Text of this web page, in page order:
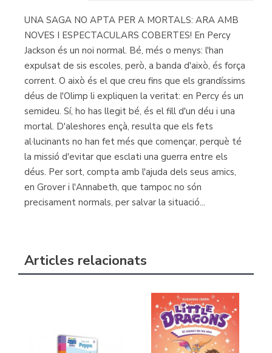
UNA SAGA NO APTA PER A MORTALS: ARA AMB
NOVES I ESPECTACULARS COBERTES! En Percy
Jackson és un noi normal. Bé, més o menys: l'han
expulsat de sis escoles, però, a banda d'això, és força
corrent. O això és el que creu fins que els grandíssims
déus de l'Olimp li expliquen la veritat: en Percy és un
semideu. Sí, ho has llegit bé, és el fill d'un déu i una
mortal. D'aleshores ençà, resulta que els fets
al·lucinants no han fet més que començar, perquè té
la missió d'evitar que esclati una guerra entre els
déus. Per sort, compta amb l'ajuda dels seus amics,
en Grover i l'Annabeth, que tampoc no són
precisament normals, per salvar la situació...
Articles relacionats